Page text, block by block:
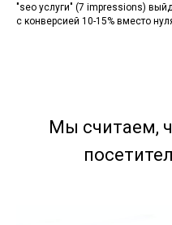
"seo услуги" (7 impressions)
с конверсией 10-15% вместо
Мы считаем,